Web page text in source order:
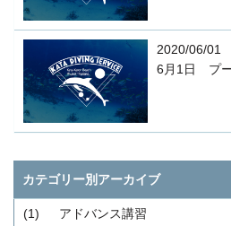
2020/06/01
6月1日 プー
カテゴリー別アーカイブ
アドバンス講習
(1)